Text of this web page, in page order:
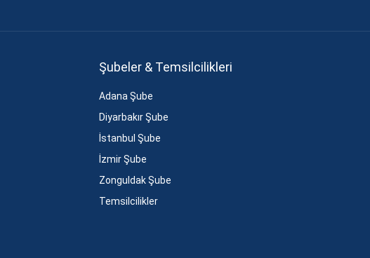
Şubeler & Temsilcilikleri
Adana Şube
Diyarbakır Şube
İstanbul Şube
İzmir Şube
Zonguldak Şube
Temsilcilikler